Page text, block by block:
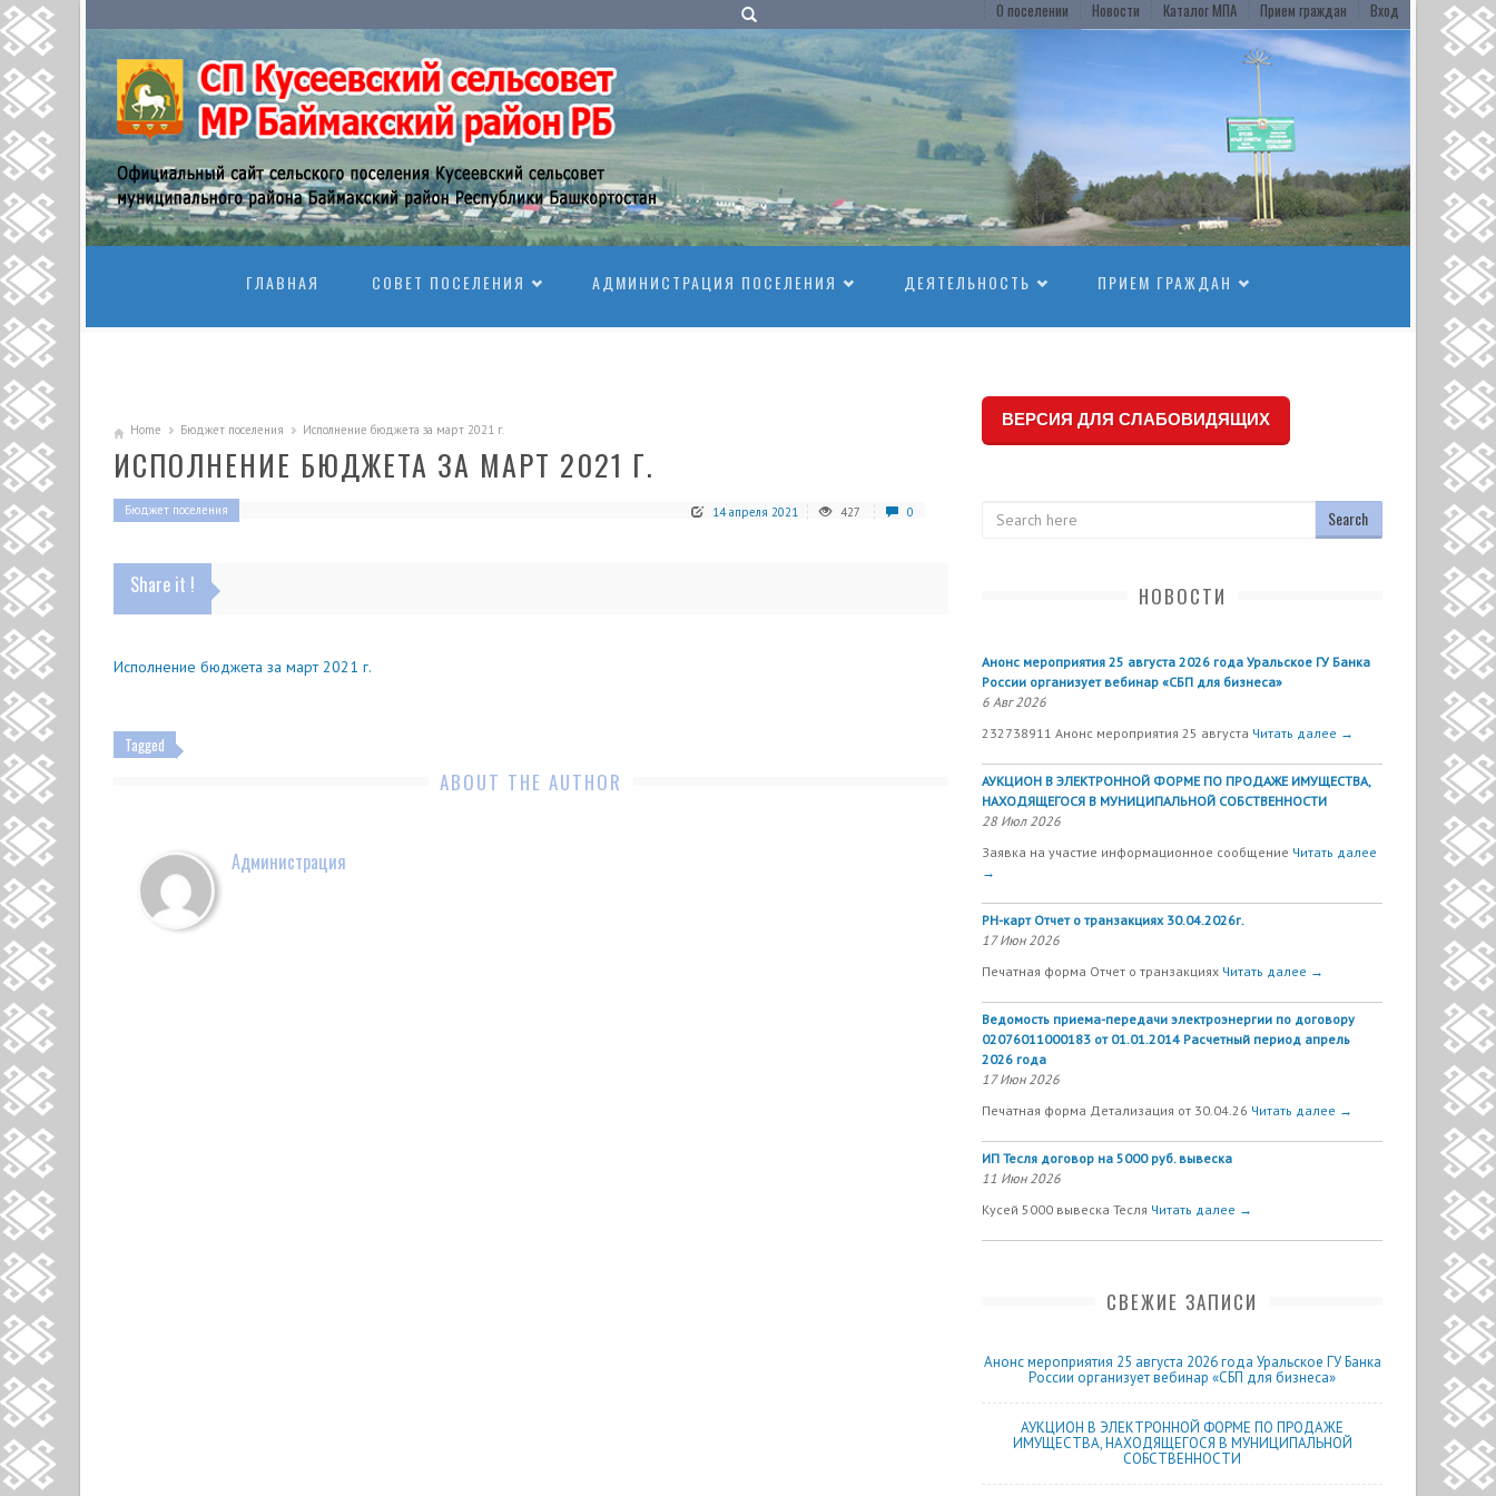
О поселении Новости Каталог МПА Прием граждан Вход
ГЛАВНАЯ
СОВЕТ ПОСЕЛЕНИЯ АДМИНИСТРАЦИЯ ПОСЕЛЕНИЯ ДЕЯТЕЛЬНОСТЬ ПРИЕМ ГРАЖДАН
Home Бюджет поселения Исполнение бюджета за март 2021 г.
ИСПОЛНЕНИЕ БЮДЖЕТА ЗА МАРТ 2021 Г.
Бюджет поселения 14 апреля 2021 427 0
Share it !
Исполнение бюджета за март 2021 г.
Tagged
ABOUT THE AUTHOR
Администрация
ВЕРСИЯ ДЛЯ СЛАБОВИДЯЩИХ
НОВОСТИ
Анонс мероприятия 25 августа 2026 года Уральское ГУ Банка
России организует вебинар «СБП для бизнеса»
6 Авг 2026
232738911 Анонс мероприятия 25 августа Читать далее →
АУКЦИОН В ЭЛЕКТРОННОЙ ФОРМЕ ПО ПРОДАЖЕ ИМУЩЕСТВА,
НАХОДЯЩЕГОСЯ В МУНИЦИПАЛЬНОЙ СОБСТВЕННОСТИ
28 Июл 2026
Заявка на участие информационное сообщение Читать далее
→
РН-карт Отчет о транзакциях 30.04.2026г.
17 Июн 2026
Печатная форма Отчет о транзакциях Читать далее →
Ведомость приема-передачи электроэнергии по договору
02076011000183 от 01.01.2014 Расчетный период апрель
2026 года
17 Июн 2026
Печатная форма Детализация от 30.04.26 Читать далее →
ИП Тесля договор на 5000 руб. вывеска
11 Июн 2026
Кусей 5000 вывеска Тесля Читать далее →
СВЕЖИЕ ЗАПИСИ
Анонс мероприятия 25 августа 2026 года Уральское ГУ Банка
России организует вебинар «СБП для бизнеса»
АУКЦИОН В ЭЛЕКТРОННОЙ ФОРМЕ ПО ПРОДАЖЕ
ИМУЩЕСТВА, НАХОДЯЩЕГОСЯ В МУНИЦИПАЛЬНОЙ
СОБСТВЕННОСТИ